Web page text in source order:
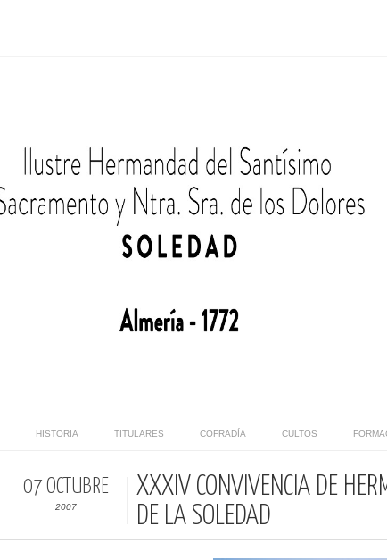
HISTORIA TITULARES COFRADÍA CULTOS
07 OCTUBRE
2007
XXXIV CONVIVENCIA DE
DE LA SOLEDAD